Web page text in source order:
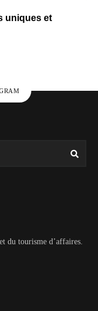
uniques et
du tourisme d’affaires.